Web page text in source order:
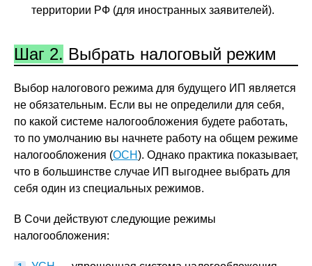
территории РФ (для иностранных заявителей).
Шаг 2. Выбрать налоговый режим
Выбор налогового режима для будущего ИП является
не обязательным. Если вы не определили для себя,
по какой системе налогообложения будете работать,
то по умолчанию вы начнете работу на общем режиме
налогообложения (ОСН). Однако практика показывает,
что в большинстве случае ИП выгоднее выбрать для
себя один из специальных режимов.
В Сочи действуют следующие режимы
налогообложения: